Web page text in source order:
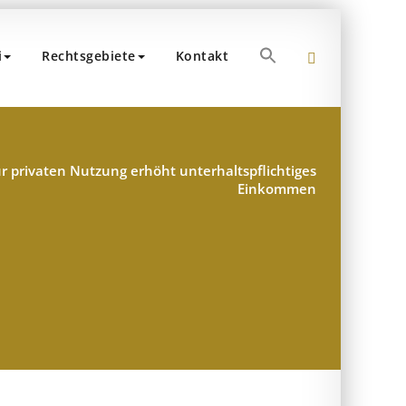
Rechtsgebiete Kontakt Search
for:
privaten Nutzung erhöht unterhaltspflichtiges
Einkommen